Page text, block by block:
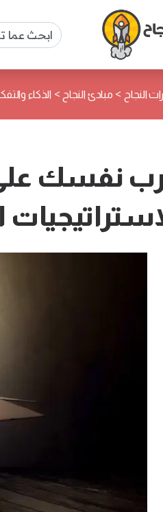
النجاح > مبادئ النجاح > الذكاء
نفسك على